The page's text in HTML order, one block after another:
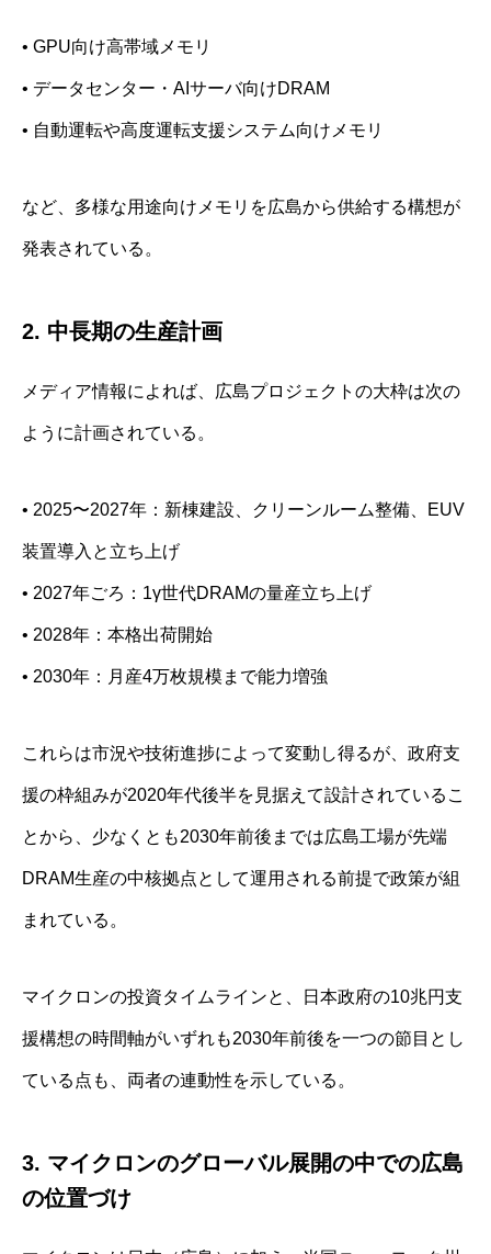
• GPU向け高帯域メモリ
• データセンター・AIサーバ向けDRAM
• 自動運転や高度運転支援システム向けメモリ
など、多様な用途向けメモリを広島から供給する構想が
発表されている。
2. 中長期の生産計画
メディア情報によれば、広島プロジェクトの大枠は次の
ように計画されている。
• 2025〜2027年：新棟建設、クリーンルーム整備、EUV
装置導入と立ち上げ
• 2027年ごろ：1γ世代DRAMの量産立ち上げ
• 2028年：本格出荷開始
• 2030年：月産4万枚規模まで能力増強
これらは市況や技術進捗によって変動し得るが、政府支
援の枠組みが2020年代後半を見据えて設計されているこ
とから、少なくとも2030年前後までは広島工場が先端
DRAM生産の中核拠点として運用される前提で政策が組
まれている。
マイクロンの投資タイムラインと、日本政府の10兆円支
援構想の時間軸がいずれも2030年前後を一つの節目とし
ている点も、両者の連動性を示している。
3. マイクロンのグローバル展開の中での広島
の位置づけ